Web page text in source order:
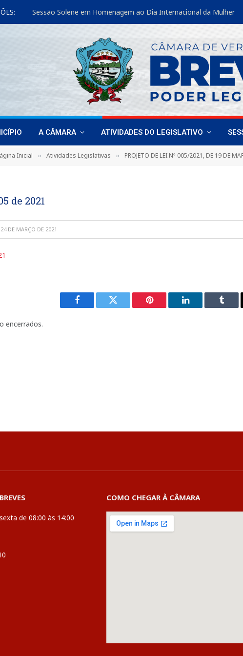
Sessão Solene em Homenagem ao Dia Internacional da Mulher
A CÂMARA ATIVIDADES DO LEGISLATIVO
Inicial » Atividades Legislativas » PROJETO DE LEI Nº 005/2021, DE 19 DE MARÇO DE 2021 (Ratifica o protoloco de intenções
de 2021
24 DE MARÇO DE 2021
Facebook Twitter Pinterest LinkedIn
encerrados.
de 08:00 às 14:00
COMO CHEGAR À CÂMARA